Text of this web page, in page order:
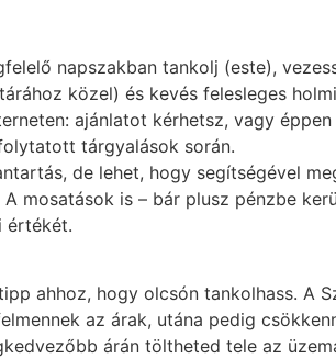
napszakban tankolj (este),
közel) és kevés felesleges
ajánlatot kérhetsz, vagy
tárgyalások során.
de lehet, hogy segítségével
mosatások is – bár plusz pénzbe
értékét.
ahhoz, hogy olcsón tankolhass. A
az árak, utána pedig
árán töltheted tele az